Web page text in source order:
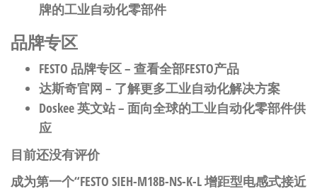
牌的工业自动化零部件
品牌专区
FESTO 品牌专区– 查看全部FESTO产品
达斯奇官网 – 了解更多工业自动化解决方案
Doskee 英文站– 面向全球的工业自动化零部件供
应
目前还没有评价
成为第一个“FESTO SIEH-M18B-NS-K-L 增距型电感式接近